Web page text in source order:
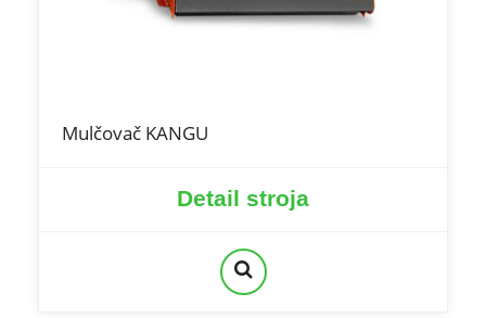
Mulčovač KANGU
Detail stroja